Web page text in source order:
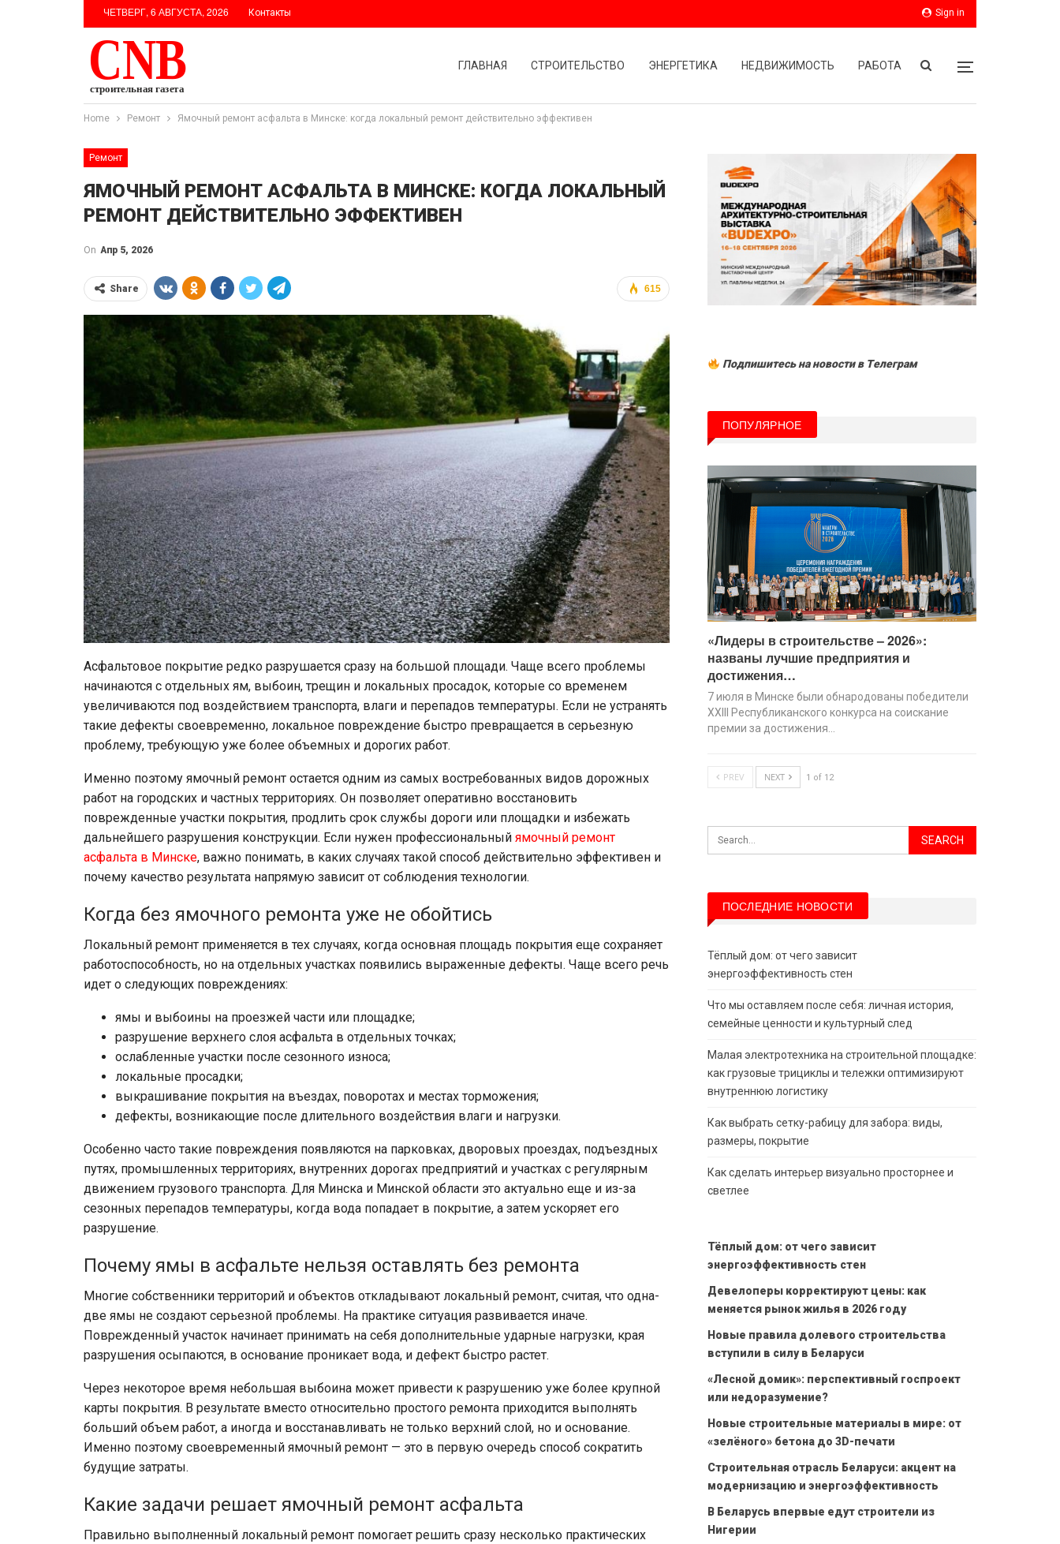
Sign in
ЧЕТВЕРГ, 6 АВГУСТА, 2026 Контакты
ГЛАВНАЯ СТРОИТЕЛЬСТВО ЭНЕРГЕТИКА НЕДВИЖИМОСТЬ РАБОТА
Home Ремонт Ямочный ремонт асфальта в Минске: когда локальный ремонт действительно эффективен
Ремонт
ЯМОЧНЫЙ РЕМОНТ АСФАЛЬТА В МИНСКЕ: КОГДА ЛОКАЛЬНЫЙ
РЕМОНТ ДЕЙСТВИТЕЛЬНО ЭФФЕКТИВЕН
On Апр 5, 2026
615
Share
Асфальтовое покрытие редко разрушается сразу на большой площади. Чаще всего проблемы
начинаются с отдельных ям, выбоин, трещин и локальных просадок, которые со временем
увеличиваются под воздействием транспорта, влаги и перепадов температуры. Если не устранять
такие дефекты своевременно, локальное повреждение быстро превращается в серьезную
проблему, требующую уже более объемных и дорогих работ.
Именно поэтому ямочный ремонт остается одним из самых востребованных видов дорожных
работ на городских и частных территориях. Он позволяет оперативно восстановить
поврежденные участки покрытия, продлить срок службы дороги или площадки и избежать
дальнейшего разрушения конструкции. Если нужен профессиональный ямочный ремонт
асфальта в Минске, важно понимать, в каких случаях такой способ действительно эффективен и
почему качество результата напрямую зависит от соблюдения технологии.
Когда без ямочного ремонта уже не обойтись
Локальный ремонт применяется в тех случаях, когда основная площадь покрытия еще сохраняет
работоспособность, но на отдельных участках появились выраженные дефекты. Чаще всего речь
идет о следующих повреждениях:
ямы и выбоины на проезжей части или площадке;
разрушение верхнего слоя асфальта в отдельных точках;
ослабленные участки после сезонного износа;
локальные просадки;
выкрашивание покрытия на въездах, поворотах и местах торможения;
дефекты, возникающие после длительного воздействия влаги и нагрузки.
Особенно часто такие повреждения появляются на парковках, дворовых проездах, подъездных
путях, промышленных территориях, внутренних дорогах предприятий и участках с регулярным
движением грузового транспорта. Для Минска и Минской области это актуально еще и из-за
сезонных перепадов температуры, когда вода попадает в покрытие, а затем ускоряет его
разрушение.
Почему ямы в асфальте нельзя оставлять без ремонта
Многие собственники территорий и объектов откладывают локальный ремонт, считая, что одна-
две ямы не создают серьезной проблемы. На практике ситуация развивается иначе.
Поврежденный участок начинает принимать на себя дополнительные ударные нагрузки, края
разрушения осыпаются, в основание проникает вода, и дефект быстро растет.
Через некоторое время небольшая выбоина может привести к разрушению уже более крупной
карты покрытия. В результате вместо относительно простого ремонта приходится выполнять
больший объем работ, а иногда и восстанавливать не только верхний слой, но и основание.
Именно поэтому своевременный ямочный ремонт — это в первую очередь способ сократить
будущие затраты.
Какие задачи решает ямочный ремонт асфальта
Правильно выполненный локальный ремонт помогает решить сразу несколько практических
Подпишитесь на новости в Tелеграм
ПОПУЛЯРНОЕ
«Лидеры в строительстве – 2026»:
названы лучшие предприятия и
достижения…
7 июля в Минске были обнародованы победители
XХIII Республиканского конкурса на соискание
премии за достижения…
PREV NEXT 1 of 12
ПОСЛЕДНИЕ НОВОСТИ
Тёплый дом: от чего зависит
энергоэффективность стен
Что мы оставляем после себя: личная история,
семейные ценности и культурный след
Малая электротехника на строительной площадке:
как грузовые трициклы и тележки оптимизируют
внутреннюю логистику
Как выбрать сетку-рабицу для забора: виды,
размеры, покрытие
Как сделать интерьер визуально просторнее и
светлее
Тёплый дом: от чего зависит
энергоэффективность стен
Девелоперы корректируют цены: как
меняется рынок жилья в 2026 году
Новые правила долевого строительства
вступили в силу в Беларуси
«Лесной домик»: перспективный госпроект
или недоразумение?
Новые строительные материалы в мире: от
«зелёного» бетона до 3D-печати
Строительная отрасль Беларуси: акцент на
модернизацию и энергоэффективность
В Беларусь впервые едут строители из
Нигерии